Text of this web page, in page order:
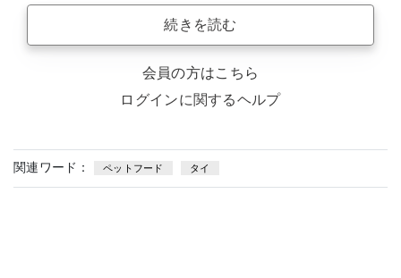
続きを読む
会員の方はこちら
ログインに関するヘルプ
関連ワード： ペットフード タイ